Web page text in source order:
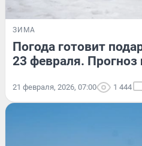
ЗИМА
Погода готовит
23 февраля.
21 февраля, 2026, 07:00 1 444